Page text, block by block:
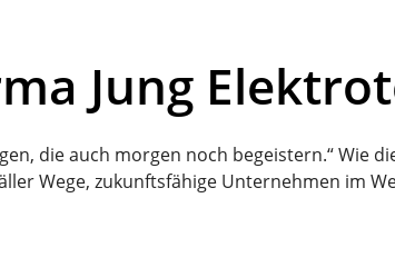
Jung
die auch morgen noch begeistern.“ Wie
Wege, zukunftsfähige Unternehmen im